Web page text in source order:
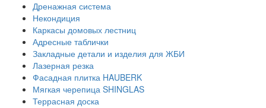
Дренажная система
Некондиция
Каркасы домовых лестниц
Адресные таблички
Закладные детали и изделия для ЖБИ
Лазерная резка
Фасадная плитка HAUBERK
Мягкая черепица SHINGLAS
Террасная доска